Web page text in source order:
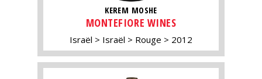
KEREM MOSHE
MONTEFIORE WINES
Israël Israël Rouge 2012